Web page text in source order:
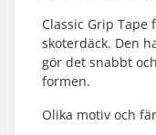
Classic Grip
skoterdäck. Den
gör det snabbt
formen.
Olika motiv och